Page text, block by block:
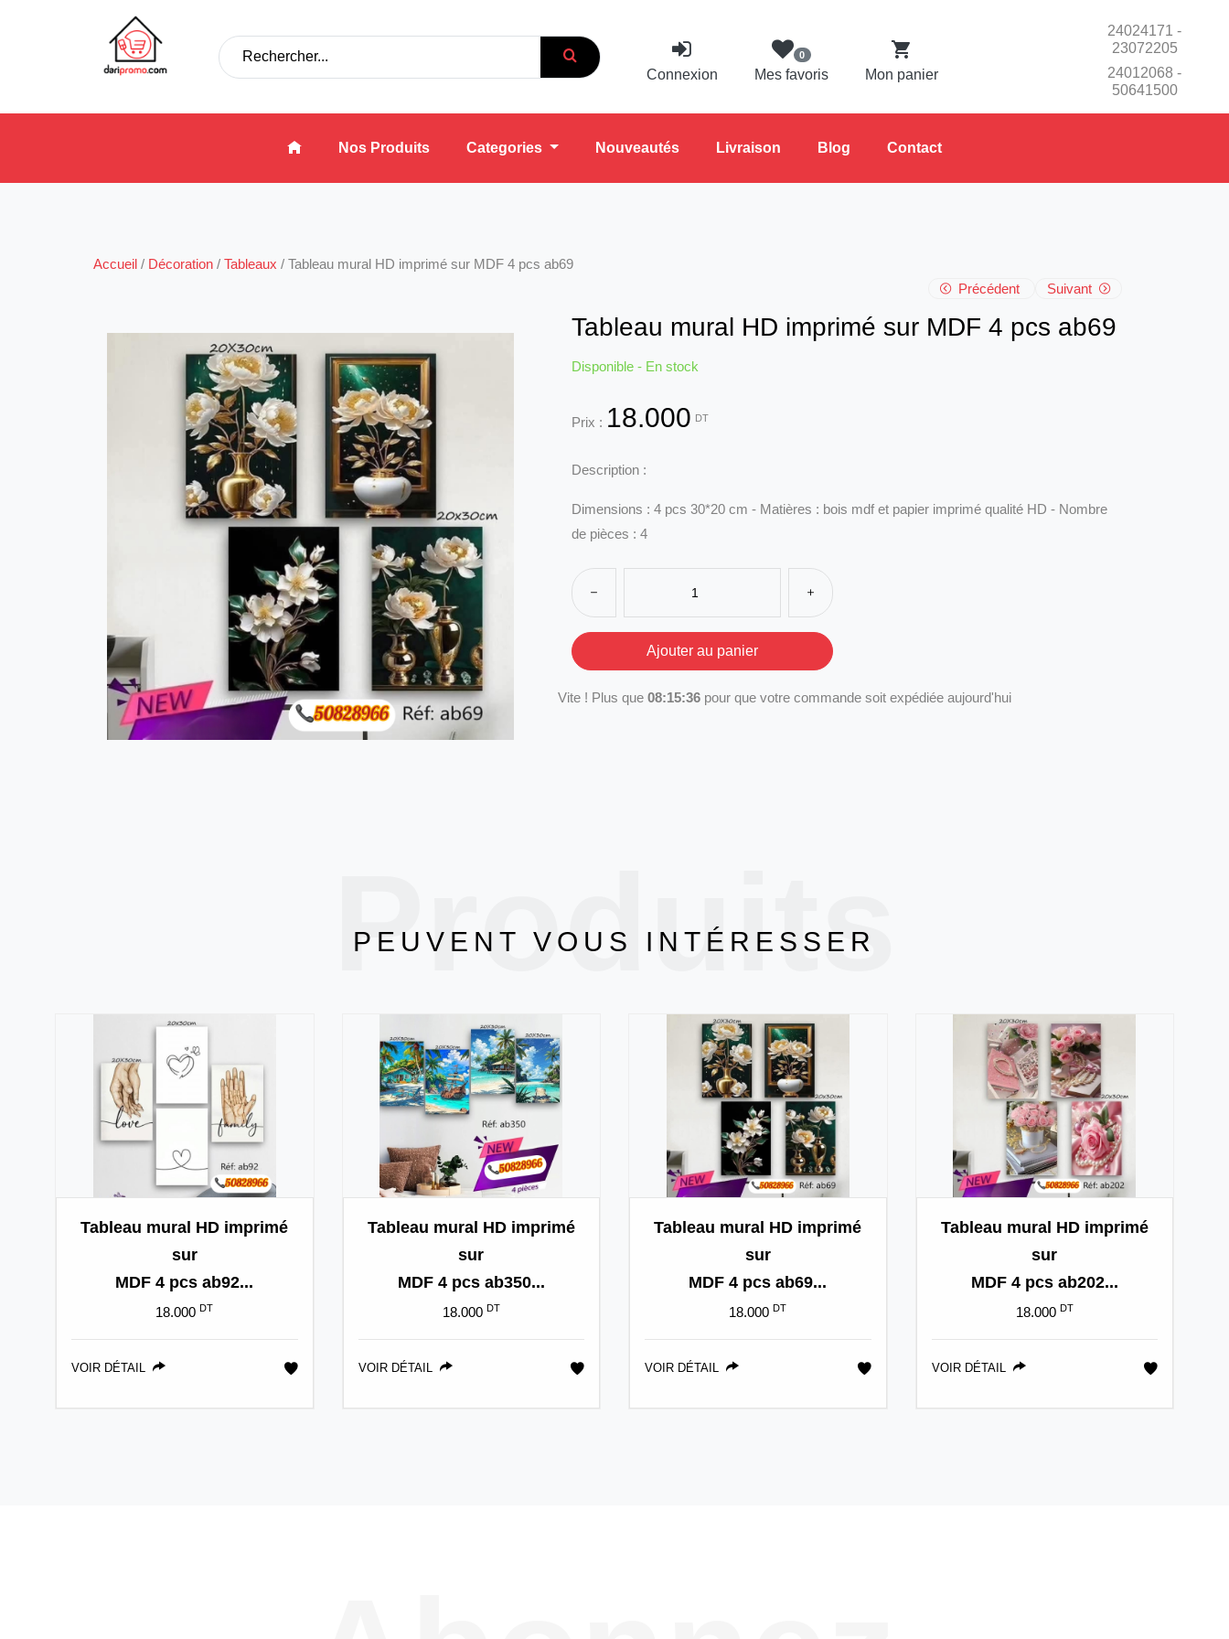
Connexion
0
Mes favoris Mon panier
24024171 -
23072205
24012068 -
50641500
Nos Produits Categories Nouveautés Livraison Blog Contact
Accueil / Décoration / Tableaux / Tableau mural HD imprimé sur MDF 4 pcs ab69
Précédent
Suivant
Tableau mural HD imprimé sur MDF 4 pcs ab69
Disponible - En stock
Prix : 18.000 DT
Description :
Dimensions : 4 pcs 30*20 cm - Matières : bois mdf et papier imprimé qualité HD - Nombre
de pièces : 4
Vite ! Plus que 08:15:36 pour que votre commande soit expédiée aujourd'hui
Produits
PEUVENT VOUS INTÉRESSER
Tableau mural HD imprimé
sur
MDF 4 pcs ab92...
18.000 DT
VOIR DÉTAIL
Tableau mural HD imprimé
sur
MDF 4 pcs ab350...
18.000 DT
VOIR DÉTAIL
Tableau mural HD imprimé
sur
MDF 4 pcs ab69...
18.000 DT
VOIR DÉTAIL
Tableau mural HD imprimé
sur
MDF 4 pcs ab202...
18.000 DT
VOIR DÉTAIL